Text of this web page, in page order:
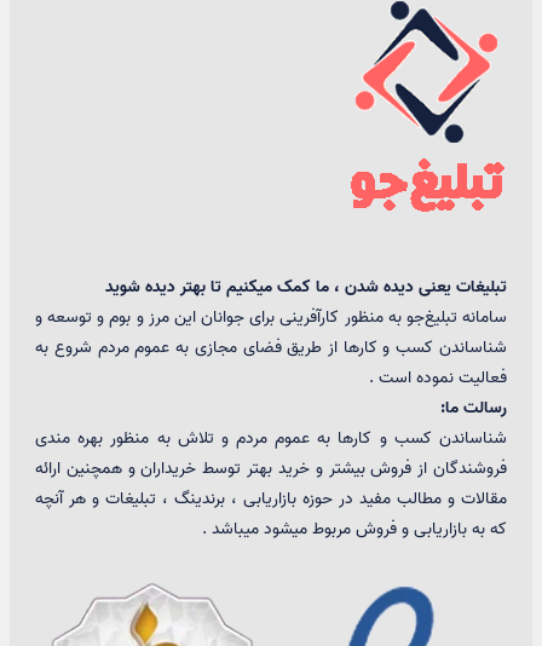
تبلیغات یعنی دیده شدن ، ما کمک میکنیم تا بهتر دیده شوید
سامانه تبلیغ‌جو به منظور کارآفرینی برای جوانان این مرز و بوم و توسعه و
شناساندن کسب و کارها از طریق فضای مجازی به عموم مردم شروع به
فعالیت نموده است .
رسالت ما:
شناساندن کسب و کارها به عموم مردم و تلاش به منظور بهره مندی
فروشندگان از فروش بیشتر و خرید بهتر توسط خریداران و همچنین ارائه
مقالات و مطالب مفید در حوزه بازاریابی ، برندینگ ، تبلیغات و هر آنچه
که به بازاریابی و فروش مربوط میشود میباشد .